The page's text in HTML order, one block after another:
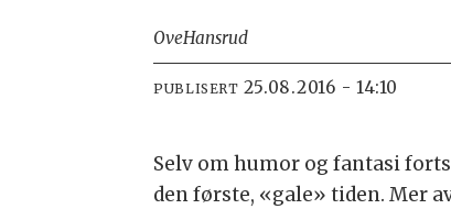
OveHansrud
PUBLISERT 25.08.2016 - 14:10
Selv om humor og fantasi
den første, «gale» tiden. Mer